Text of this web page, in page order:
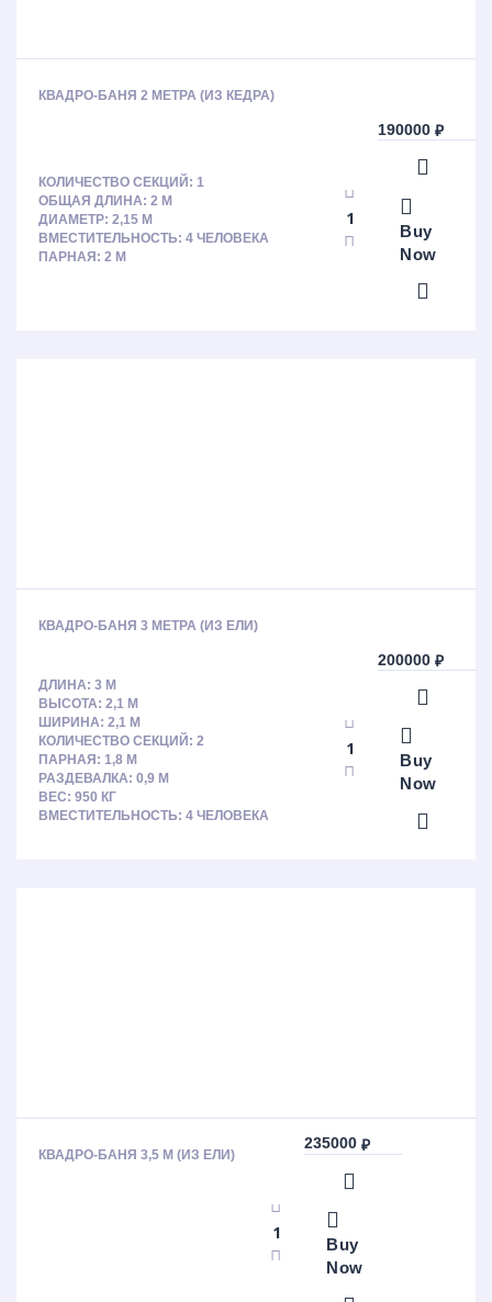
КВАДРО-БАНЯ 2 МЕТРА (ИЗ КЕДРА)
КОЛИЧЕСТВО СЕКЦИЙ: 1
ОБЩАЯ ДЛИНА: 2 М
ДИАМЕТР: 2,15 М
ВМЕСТИТЕЛЬНОСТЬ: 4 ЧЕЛОВЕКА
ПАРНАЯ: 2 М
190000₽
Buy
Now
КВАДРО-БАНЯ 3 МЕТРА (ИЗ ЕЛИ)
ДЛИНА: 3 М
ВЫСОТА: 2,1 М
ШИРИНА: 2,1 М
КОЛИЧЕСТВО СЕКЦИЙ: 2
ПАРНАЯ: 1,8 М
РАЗДЕВАЛКА: 0,9 М
ВЕС: 950 КГ
ВМЕСТИТЕЛЬНОСТЬ: 4 ЧЕЛОВЕКА
200000₽
Buy
Now
КВАДРО-БАНЯ 3,5 М (ИЗ ЕЛИ)
235000₽
Buy
Now